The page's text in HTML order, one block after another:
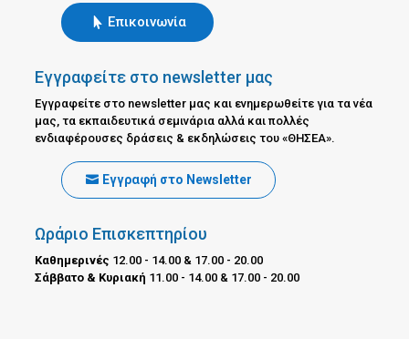
Επικοινωνία
Εγγραφείτε στο newsletter μας
Εγγραφείτε στο newsletter μας και ενημερωθείτε για τα νέα
μας, τα εκπαιδευτικά σεμινάρια αλλά και πολλές
ενδιαφέρουσες δράσεις & εκδηλώσεις του «ΘΗΣΕΑ».
Εγγραφή στο Newsletter
Ωράριο Επισκεπτηρίου
Καθημερινές 12.00 - 14.00 & 17.00 - 20.00
Σάββατο & Κυριακή 11.00 - 14.00 & 17.00 - 20.00